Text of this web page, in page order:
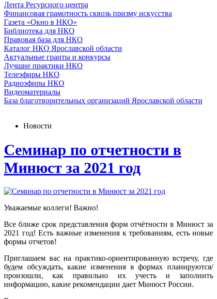
Лента Ресурсного центра
Финансовая грамотность сквозь призму искусства
Газета «Окно в НКО»
Библиотека для НКО
Правовая база для НКО
Каталог НКО Ярославской области
Актуальные гранты и конкурсы
Лучшие практики НКО
Телеэфиры НКО
Радиоэфиры НКО
Видеоматериалы
База благотворительных организаций Ярославской области
Новости
Семинар по отчетности в
Минюст за 2021 год
Уважаемые коллеги! Важно!
Все ближе срок представления форм отчётности в Минюст за
2021 год! Есть важные изменения к требованиям, есть новые
формы отчетов!
Приглашаем вас на практико-ориентированную встречу, где
будем обсуждать, какие изменения в формах планируются/
произошли, как правильно их учесть и заполнить
информацию, какие рекомендации дает Минюст России.